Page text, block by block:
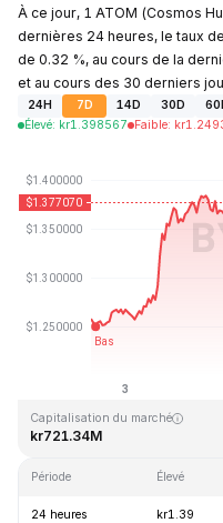
À ce jour, 1 ATOM (Cosmos
dernières 24 heures, le taux
de 0.32 %, au cours de la
et au cours des 30 derniers
24H 7D 14D 30D
Élevé: kr1.398567 Faible: kr
Dernière mise à jour : 2026-08-09,
Capitalisation du marché
kr721.34M
Période Élevé
24 heures kr1.39